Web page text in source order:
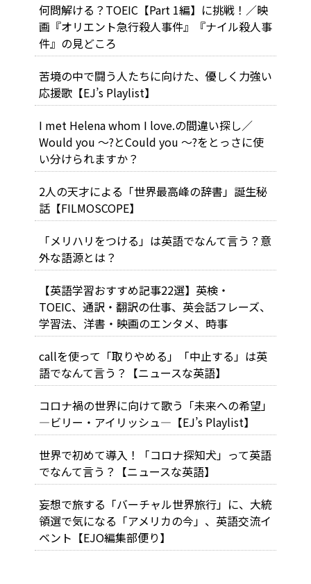
何問解ける？TOEIC【Part 1編】に挑戦！／映
画『オリエント急行殺人事件』『ナイル殺人事
件』の見どころ
苦境の中で闘う人たちに向けた、優しく力強い
応援歌【EJ’s Playlist】
I met Helena whom I love.の間違い探し／
Would you ～?とCould you ～?をとっさに使
い分けられますか？
2人の天才による「世界最高峰の辞書」誕生秘
話【FILMOSCOPE】
「メリハリをつける」は英語でなんて言う？意
外な語源とは？
【英語学習おすすめ記事22選】英検・
TOEIC、通訳・翻訳の仕事、英会話フレーズ、
学習法、洋書・映画のエンタメ、時事
callを使って「取りやめる」「中止する」は英
語でなんて言う？【ニュースな英語】
コロナ禍の世界に向けて歌う「未来への希望」
―ビリー・アイリッシュ―【EJ’s Playlist】
世界で初めて導入！「コロナ探知犬」って英語
でなんて言う？【ニュースな英語】
妄想で旅する「バーチャル世界旅行」に、大統
領選で気になる「アメリカの今」、英語交流イ
ベント【EJO編集部便り】